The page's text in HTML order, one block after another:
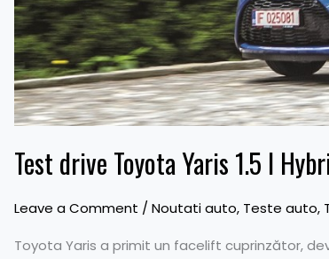
Test drive Toyota Yaris 1.5 I
Leave a Comment / Noutati auto, Teste auto,
Toyota Yaris a primit un facelift cuprinzător,